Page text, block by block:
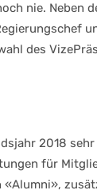
nie. Neben
des
2018
für